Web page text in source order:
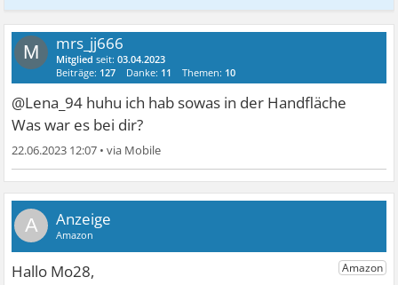
M mrs_jj666
Mitglied seit:03.04.2023
Beiträge: 127 Danke: 11 Themen: 10
@Lena_94 huhu ich hab sowas in der Handfläche
Was war es bei dir?
22.06.2023 12:07 •
A